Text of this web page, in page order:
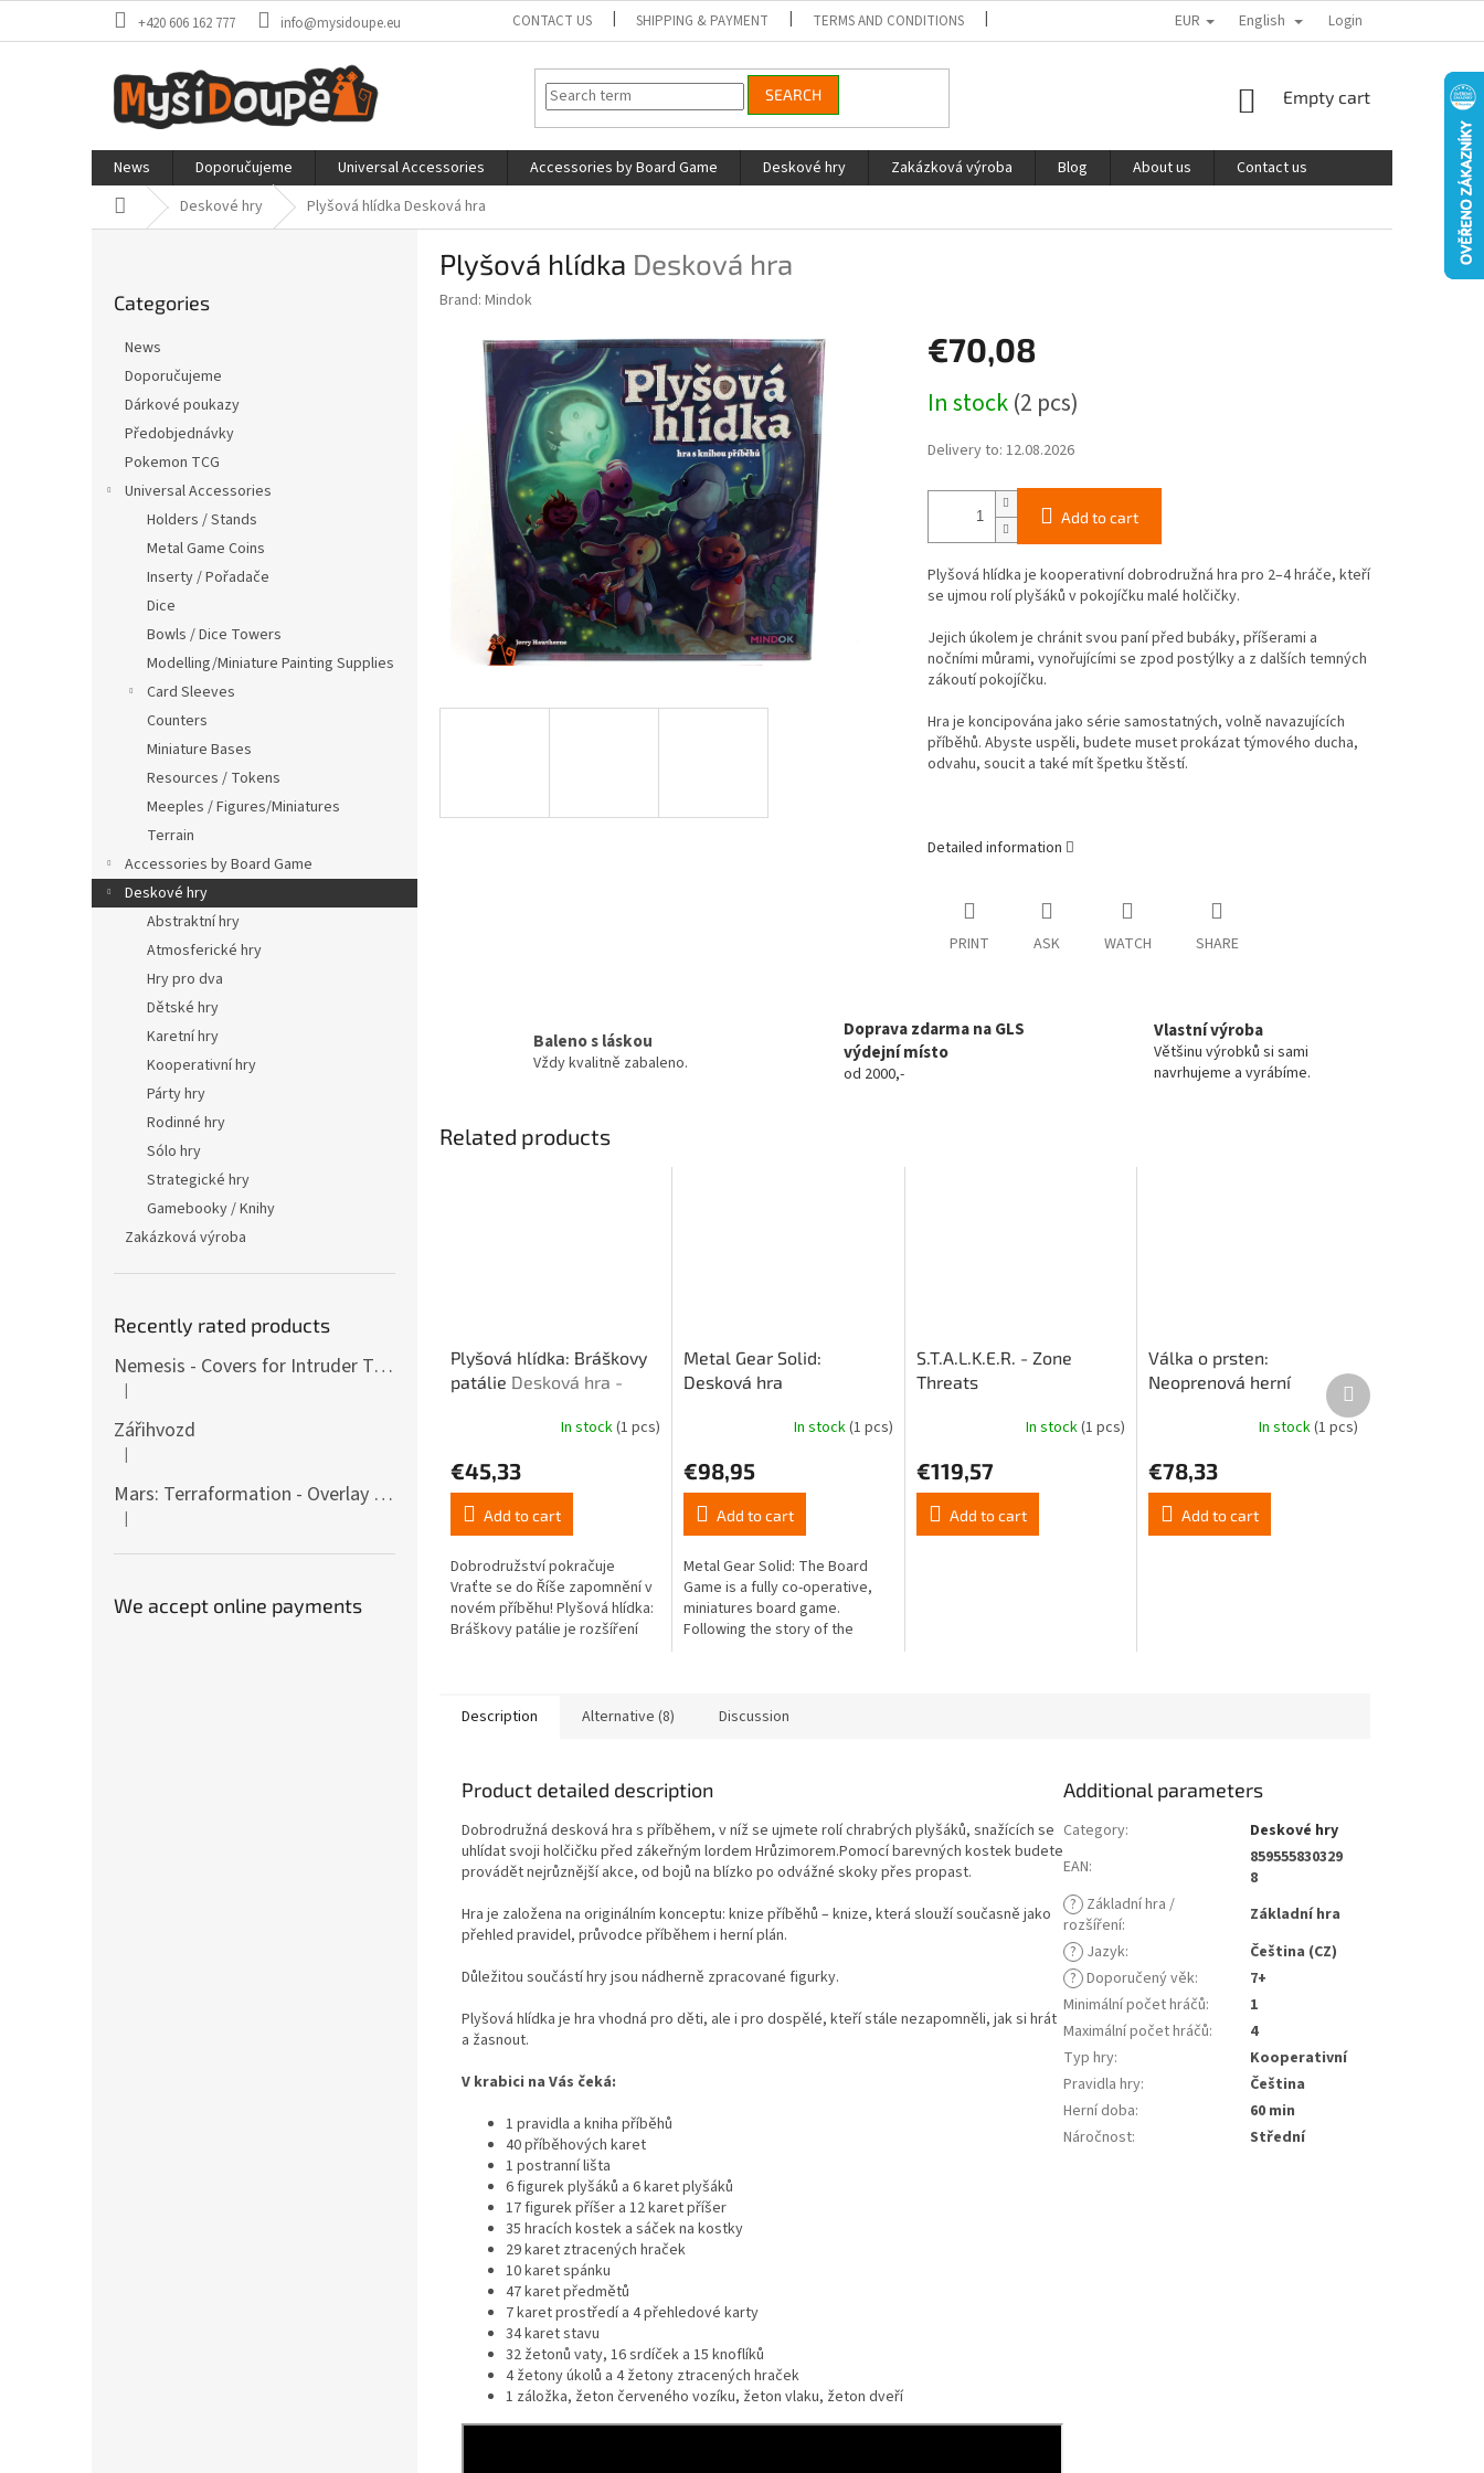
+420 606 162 777 info@mysidoupe.eu CONTACT US SHIPPING & PAYMENT TERMS AND CONDITIONS PODMÍNKY OCHRANY OSOBNÍCH ÚDAJŮ REKLAMACE A VRÁCENÍ ZBOŽÍ
EUR English Login
SEARCH
SHOPPING
Empty cart
News Doporučujeme Universal Accessories Accessories by Board Game Deskové hry Zakázková výroba Blog About us
Contact us
Home Deskové hry Plyšová hlídka Desková hra
categories
Categories
News
Doporučujeme
Dárkové poukazy
Předobjednávky
Pokemon TCG
Universal Accessories
Holders / Stands
Metal Game Coins
Inserty / Pořadače
Dice
Bowls / Dice Towers
Modelling/Miniature Painting Supplies
Card Sleeves
Counters
Miniature Bases
Resources / Tokens
Meeples / Figures/Miniatures
Terrain
Accessories by Board Game
Deskové hry
Abstraktní hry
Atmosferické hry
Hry pro dva
Dětské hry
Karetní hry
Kooperativní hry
Párty hry
Rodinné hry
Sólo hry
Strategické hry
Gamebooky / Knihy
Zakázková výroba
Recently rated products
Nemesis - Covers for Intruder Tokens (variants also for expansion / Lockdown)
The product rating is 4 out of 5 stars.
|
Zářihvozd
The product rating is 5 out of 5 stars.
|
Mars: Terraformation - Overlay on colony tiles
The product rating is 5 out of 5 stars.
|
We accept online payments
Plyšová hlídka Desková hra
Brand: Mindok
€70,08
price:
In stock(2 pcs)
Delivery to: 12.08.2026
Add to cart
Plyšová hlídka je kooperativní dobrodružná hra pro 2–4 hráče, kteří
se ujmou rolí plyšáků v pokojíčku malé holčičky.
Jejich úkolem je chránit svou paní před bubáky, příšerami a
nočními můrami, vynořujícími se zpod postýlky a z dalších temných
zákoutí pokojíčku.
Hra je koncipována jako série samostatných, volně navazujících
příběhů. Abyste uspěli, budete muset prokázat týmového ducha,
odvahu, soucit a také mít špetku štěstí.
Detailed information
PRINT ASK WATCH SHARE
Baleno s láskou
Vždy kvalitně zabaleno.
Doprava zdarma na GLS
výdejní místo
od 2000,-
Vlastní výroba
Většinu výrobků si sami
navrhujeme a vyrábíme.
Related products
Plyšová hlídka: Bráškovy
patálie Desková hra -
In stock(1 pcs)
€45,33
Add to cart
Dobrodružství pokračuje
Vraťte se do Říše zapomnění v
novém příběhu! Plyšová hlídka:
Bráškovy patálie je rozšíření
Metal Gear Solid:
Desková hra
In stock(1 pcs)
€98,95
Add to cart
Metal Gear Solid: The Board
Game is a fully co-operative,
miniatures board game.
Following the story of the
S.T.A.L.K.E.R. - Zone
Threats
In stock(1 pcs)
€119,57
Add to cart
Válka o prsten:
Neoprenová herní
In stock(1 pcs)
€78,33
Add to cart
Next
product
Description Alternative (8) Discussion
Product detailed description
Dobrodružná desková hra s příběhem, v níž se ujmete rolí chrabrých plyšáků, snažících se
uhlídat svoji holčičku před zákeřným lordem Hrůzimorem.Pomocí barevných kostek budete
provádět nejrůznější akce, od bojů na blízko po odvážné skoky přes propast.
Hra je založena na originálním konceptu: knize příběhů – knize, která slouží současně jako
přehled pravidel, průvodce příběhem i herní plán.
Důležitou součástí hry jsou nádherně zpracované figurky.
Plyšová hlídka je hra vhodná pro děti, ale i pro dospělé, kteří stále nezapomněli, jak si hrát
a žasnout.
V krabici na Vás čeká:
1 pravidla a kniha příběhů
40 příběhových karet
1 postranní lišta
6 figurek plyšáků a 6 karet plyšáků
17 figurek příšer a 12 karet příšer
35 hracích kostek a sáček na kostky
29 karet ztracených hraček
10 karet spánku
47 karet předmětů
7 karet prostředí a 4 přehledové karty
34 karet stavu
32 žetonů vaty, 16 srdíček a 15 knoflíků
4 žetony úkolů a 4 žetony ztracených hraček
1 záložka, žeton červeného vozíku, žeton vlaku, žeton dveří
Additional parameters
Category:
Deskové hry
EAN:
859555830329
8
? Základní hra /
rozšíření:
Základní hra
? Jazyk:
Čeština (CZ)
? Doporučený věk:
7+
Minimální počet hráčů:
1
Maximální počet hráčů:
4
Typ hry:
Kooperativní
Pravidla hry:
Čeština
Herní doba:
60 min
Náročnost: Střední